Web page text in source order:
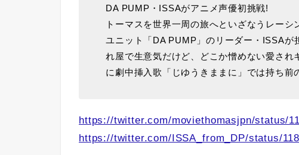
DA PUMP・ISSAがアニメ声優初挑戦!
トーマスを世界一周の旅へといざなうレー
ユニット「DA PUMP」のリーダー・ISSA
れ屋で生意気だけど、どこか憎めない愛さ
に劇中挿入歌「じゆうきままに」では持ち
https://twitter.com/moviethomasjpn/status/
https://twitter.com/ISSA_from_DP/status/